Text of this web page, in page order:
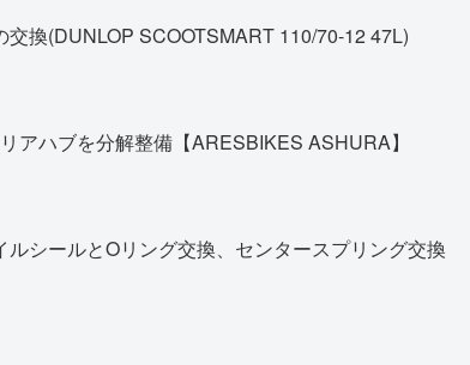
交換(DUNLOP SCOOTSMART 110/70-12 47L)
アハブを分解整備【ARESBIKES ASHURA】
ルシールとOリング交換、センタースプリング交換